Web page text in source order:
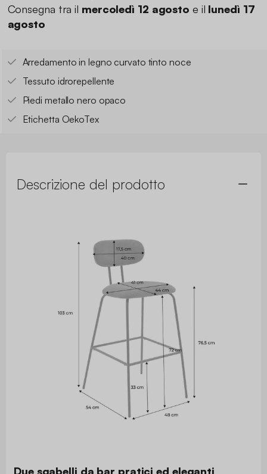
Consegna tra il mercoledì 12 agosto e il lunedì 17
agosto
Arredamento in legno curvato tinto noce
Tessuto idrorepellente
Piedi metallo nero opaco
Etichetta OekoTex
Descrizione del prodotto
Due sgabelli da bar pratici ed eleganti